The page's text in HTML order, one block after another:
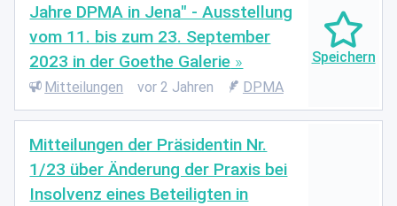
Jahre DPMA in Jena" - Ausstellung
vom 11. bis zum 23. September
2023 in der Goethe Galerie
Mitteilungen vor 2 Jahren DPMA
Mitteilungen der Präsidentin Nr.
1/23 über Änderung der Praxis bei
Insolvenz eines Beteiligten in